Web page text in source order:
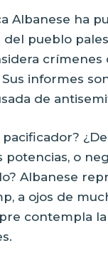
Albanese ha
pueblo
crímenes
informes
de
pacificador?
potencias, o
Albanese
a ojos de
contempla